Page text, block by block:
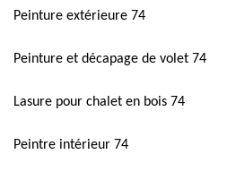
Peinture extérieure 74
Peinture et décapage de volet 74
Lasure pour chalet en bois 74
Peintre intérieur 74